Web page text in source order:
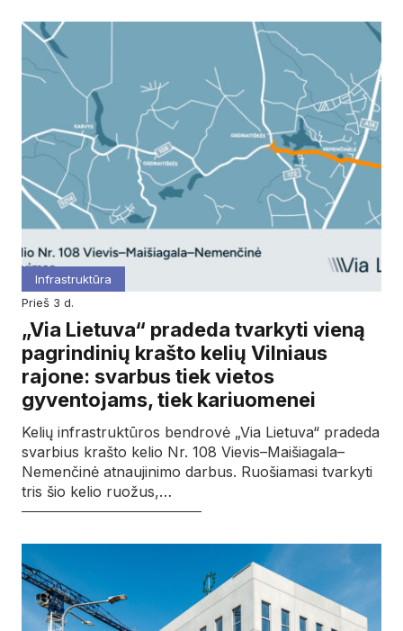
Infrastruktūra
prieš 3 d.
„Via Lietuva“ pradeda tvarkyti vieną
pagrindinių krašto kelių Vilniaus
rajone: svarbus tiek vietos
gyventojams, tiek kariuomenei
Kelių infrastruktūros bendrovė „Via Lietuva“ pradeda
svarbius krašto kelio Nr. 108 Vievis–Maišiagala–
Nemenčinė atnaujinimo darbus. Ruošiamasi tvarkyti
tris šio kelio ruožus,…